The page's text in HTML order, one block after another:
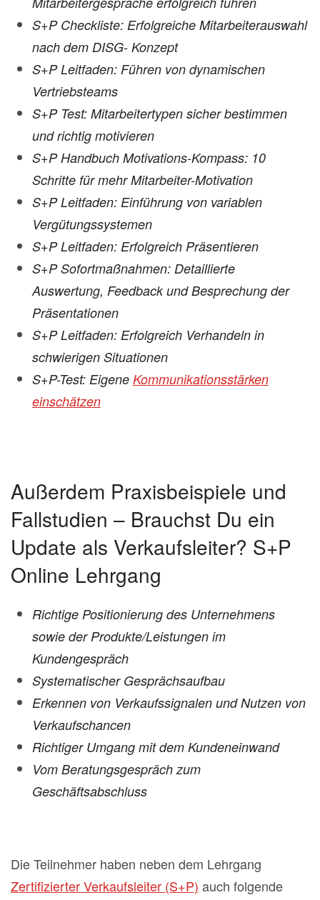
S+P Checkliste: Erfolgreiche Mitarbeiterauswahl
nach dem DISG- Konzept
S+P Leitfaden: Führen von dynamischen
Vertriebsteams
S+P Test: Mitarbeitertypen sicher bestimmen
und richtig motivieren
S+P Handbuch Motivations-Kompass: 10
Schritte für mehr Mitarbeiter-Motivation
S+P Leitfaden: Einführung von variablen
Vergütungssystemen
S+P Leitfaden: Erfolgreich Präsentieren
S+P Sofortmaßnahmen: Detaillierte
Auswertung, Feedback und Besprechung der
Präsentationen
S+P Leitfaden: Erfolgreich Verhandeln in
schwierigen Situationen
S+P-Test: Eigene Kommunikationsstärken
einschätzen
Außerdem Praxisbeispiele und
Fallstudien – Brauchst Du ein
Update als Verkaufsleiter? S+P
Online Lehrgang
Richtige Positionierung des Unternehmens
sowie der Produkte/Leistungen im
Kundengespräch
Systematischer Gesprächsaufbau
Erkennen von Verkaufssignalen und Nutzen von
Verkaufschancen
Richtiger Umgang mit dem Kundeneinwand
Vom Beratungsgespräch zum
Geschäftsabschluss
Die Teilnehmer haben neben dem Lehrgang
Zertifizierter Verkaufsleiter (S+P) auch folgende